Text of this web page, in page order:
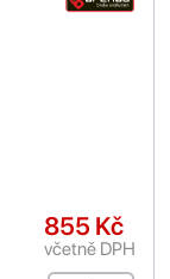
855 Kč
včetně DPH